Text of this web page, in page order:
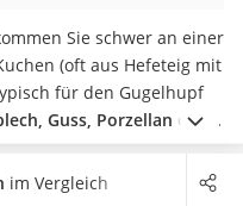
Sie schwer an einer
(oft aus Hefeteig mit
für den Gugelhupf
Guss, Porzellan oder
Öffnung für die
sorgt. Alle
im Vergleich